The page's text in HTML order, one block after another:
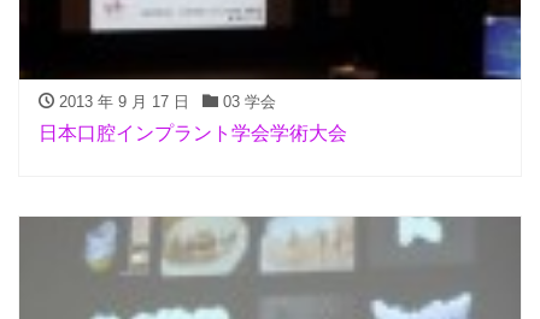
2013 年 9 月 17 日 03 学会
日本口腔インプラント学会学術大会